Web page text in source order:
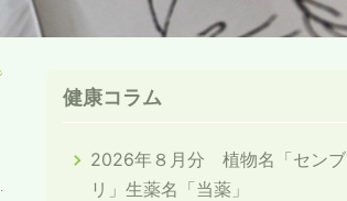
健康コラム
2026年８月分 植物名「センブ
リ」生薬名「当薬」